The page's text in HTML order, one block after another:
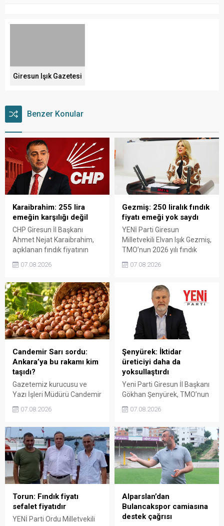
Giresun Işık Gazetesi
Benzer Konular
Karaibrahim: 255 lira
emeğin karşılığı değil
CHP Giresun İl Başkanı
Ahmet Nejat Karaibrahim,
açıklanan fındık fiyatının
karşısında yetersiz kaldığını
emeğinin korunmasını
istedi. Karaibrahim,
sürdürülebilir üretim için
fiyat politikasının yeniden
değerlendirilmesi gerektiğini
söyledi.
07.08.2026
Gezmiş: 250 liralık fındık
fiyatı emeği yok saydı
YENİ Parti Giresun
Milletvekili Elvan Işık Gezmiş,
TMO’nun 2026 yılı fındık
Açıklanan rakamın üreticinin
karşılamadığını belirten
Gezmiş, “Üreticiyi yok
sayanı, günü geldiğinde
üretici de yok sayacaktır”
dedi.
07.08.2026
Candemir Sarı sordu:
Ankara’ya bu rakamı kim
taşıdı?
Gazetemiz kurucusu ve
Yazı İşleri Müdürü Candemir
tartışmalarını köşesine
300 liraya ulaştığı bir
dönemde Ankara’ya 240
liralık fiyat teklifi
götürüldüğü iddiasını
gündeme getiren Sarı,
Giresun milletvekillerini açık
ve net bir cevap vermeye
çağırdı.
07.08.2026
Şenyürek: İktidar
üreticiyi daha da
yoksullaştırdı
Yeni Parti Giresun İl Başkanı
Gökhan Şenyürek, TMO’nun
açıkladığı 255 liralık fiyatı
nitelendirdi. Artışın yıllık
enflasyonun altında kaldığını
belirten Şenyürek, kararın
üreticiyi değil tekelleri
koruduğunu savundu.
07.08.2026
Torun: Fındık fiyatı
sefalet fiyatıdır
YENİ Parti Ordu Milletvekili
Alparslan’dan
Bulancakspor camiasına
destek çağrısı